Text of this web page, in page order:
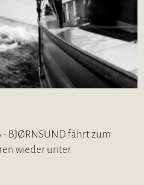
BJØRNSUND fährt zum
wieder unter